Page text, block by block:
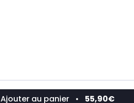
Ajouter au panier • 55,90€